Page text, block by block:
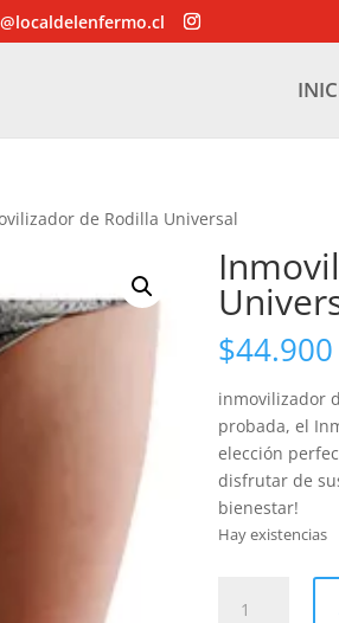
de Rodilla Universal
$44.900
inmovilizador
probada, el
elección
disfrutar de
bienestar!
Hay existencias